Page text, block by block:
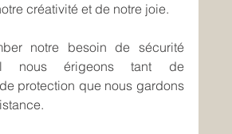
créativité et de notre joie.
notre besoin de sécurité
nous érigeons tant de
protection que nous gardons